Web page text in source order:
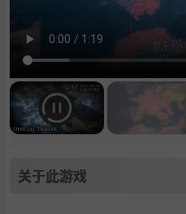
关于此游戏